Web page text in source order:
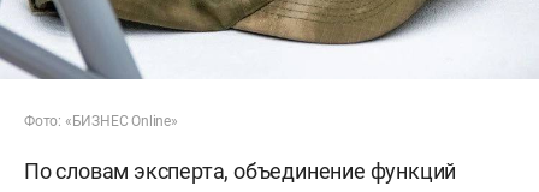
Фото: «БИЗНЕС Online»
По словам эксперта, объединение функций